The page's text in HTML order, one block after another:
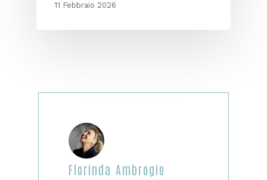
11 Febbraio 2026
Florinda Ambrogio